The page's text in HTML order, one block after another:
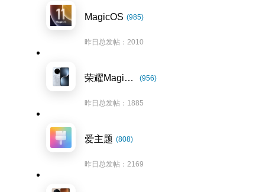
MagicOS (985)
昨日总发帖：2010
荣耀Magic7系列 (956)
昨日总发帖：1885
爱主题 (808)
昨日总发帖：2169